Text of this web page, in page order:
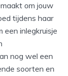
om jouw
tijdens haar
een inlegkruisje
nog wel een
soorten en